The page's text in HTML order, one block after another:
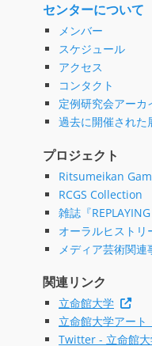
センターについて
メンバー
スケジュール
アクセス
コンタクト
定例研究会アーカ
過去に開催された
プロジェクト
Ritsumeikan
RCGS Collection
雑誌『REPLAYING
オーラルヒストリ
メディア芸術関連
関連リンク
立命館大学
立命館大学アート
Twitter - 立命館